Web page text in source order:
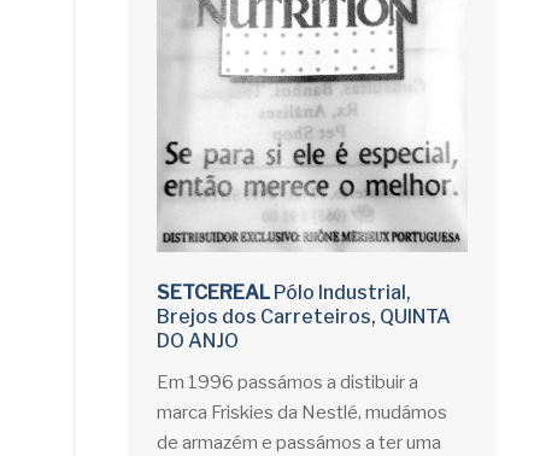
SETCEREALPólo Industrial,
Brejos dos Carreteiros, QUINTA
DO ANJO
Em 1996 passámos a distibuir a
marca Friskies da Nestlé, mudámos
de armazém e passámos a ter uma